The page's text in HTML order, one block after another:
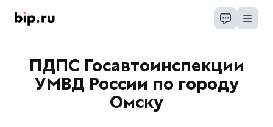
ПДПС Госавтоинспекции
УМВД России по городу
Омску